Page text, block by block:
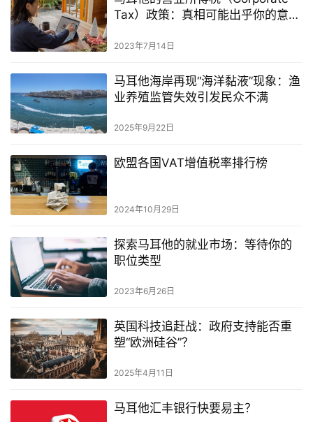
Tax）政策：真相可能出乎你的意
2023年7月14日
马耳他海岸再现“海洋黏液”现象：渔
业养殖监管失效引发民众不满
2025年9月22日
欧盟各国VAT增值税率排行榜
2024年10月29日
探索马耳他的就业市场：等待你的
职位类型
2023年6月26日
英国科技追赶战：政府支持能否重
塑“欧洲硅谷”？
2025年4月11日
马耳他汇丰银行快要易主？